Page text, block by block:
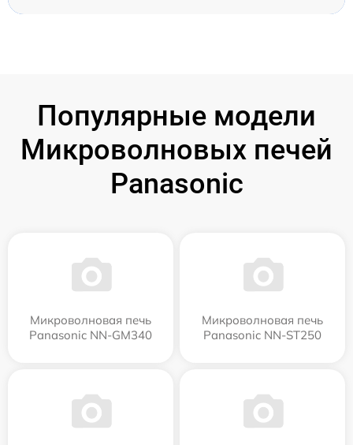
Популярные модели
Микроволновых печей
Panasonic
Микроволновая печь
Panasonic NN-GM340
Микроволновая печь
Panasonic NN-ST250